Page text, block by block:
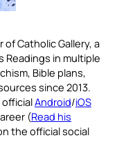
Catholic Gallery, a
Readings in multiple
Bible plans,
since 2013.
Android/iOS
(Read his
the official social